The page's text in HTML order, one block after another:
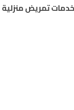
خدمات تمريض منزلية